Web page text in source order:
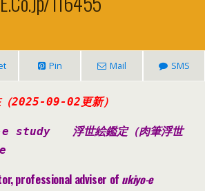
Pin Mail SMS
2025-09-02更新）
e study 浮世絵鑑定（肉筆浮世
professional adviser of ukiyo-e